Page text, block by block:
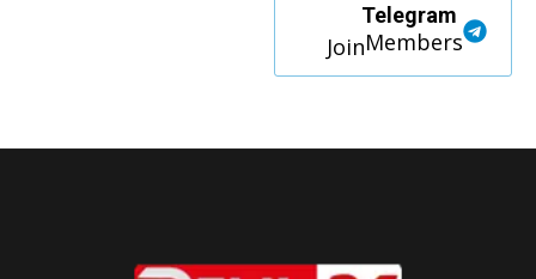
Telegram
Members
Join